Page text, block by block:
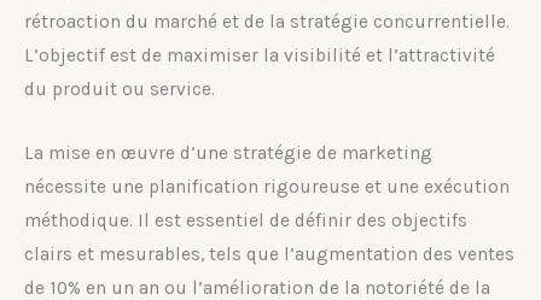
rétroaction du marché et de la stratégie concurrentielle.
L’objectif est de maximiser la visibilité et l’attractivité
du produit ou service.
La mise en œuvre d’une stratégie de marketing
nécessite une planification rigoureuse et une exécution
méthodique. Il est essentiel de définir des objectifs
clairs et mesurables, tels que l’augmentation des ventes
de 10% en un an ou l’amélioration de la notoriété de la